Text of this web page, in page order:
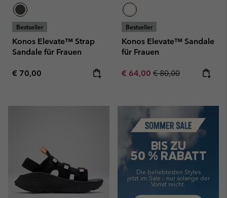
Bestseller
Konos Elevate™ Strap
Sandale für Frauen
Regular price:
€ 70,00
Bestseller
Konos Elevate™ Sandale
für Frauen
Sale price:
€ 64,00 Regular price:
€ 80,00
Summer Sale
BIS ZU
50 % RABATT
Die beliebtesten Styles
jetzt im Sale – nur solange der
Vorrat reicht.